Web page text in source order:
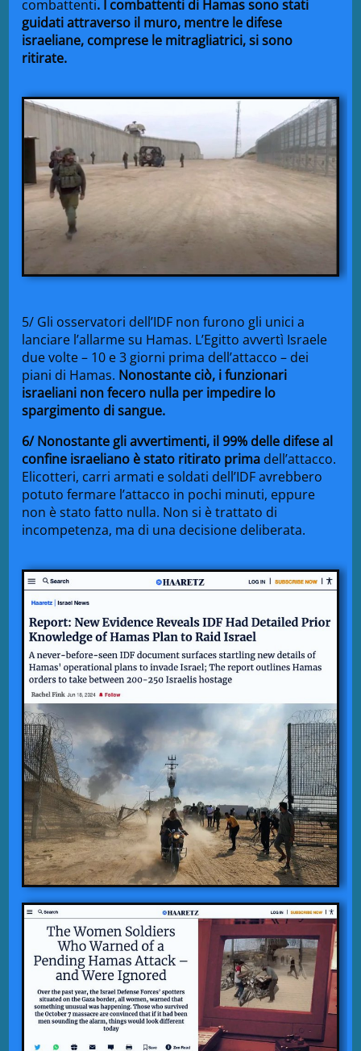
combattenti. I combattenti di Hamas sono stati
guidati attraverso il muro, mentre le difese
israeliane, comprese le mitragliatrici, si sono
ritirate.
5/ Gli osservatori dell’IDF non furono gli unici a
lanciare l’allarme su Hamas. L’Egitto avvertì Israele
due volte – 10 e 3 giorni prima dell’attacco – dei
piani di Hamas. Nonostante ciò, i funzionari
israeliani non fecero nulla per impedire lo
spargimento di sangue.
6/ Nonostante gli avvertimenti, il 99% delle difese al
confine israeliano è stato ritirato prima dell’attacco.
Elicotteri, carri armati e soldati dell’IDF avrebbero
potuto fermare l’attacco in pochi minuti, eppure
non è stato fatto nulla. Non si è trattato di
incompetenza, ma di una decisione deliberata.